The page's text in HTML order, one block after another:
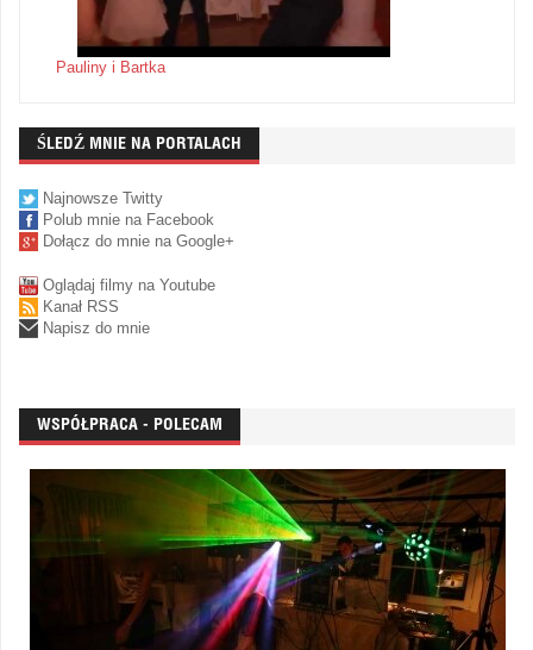
Pauliny i Bartka
ŚLEDŹ MNIE NA PORTALACH
Najnowsze Twitty
Polub mnie na Facebook
Dołącz do mnie na Google+
Oglądaj filmy na Youtube
Kanał RSS
Napisz do mnie
WSPÓŁPRACA - POLECAM